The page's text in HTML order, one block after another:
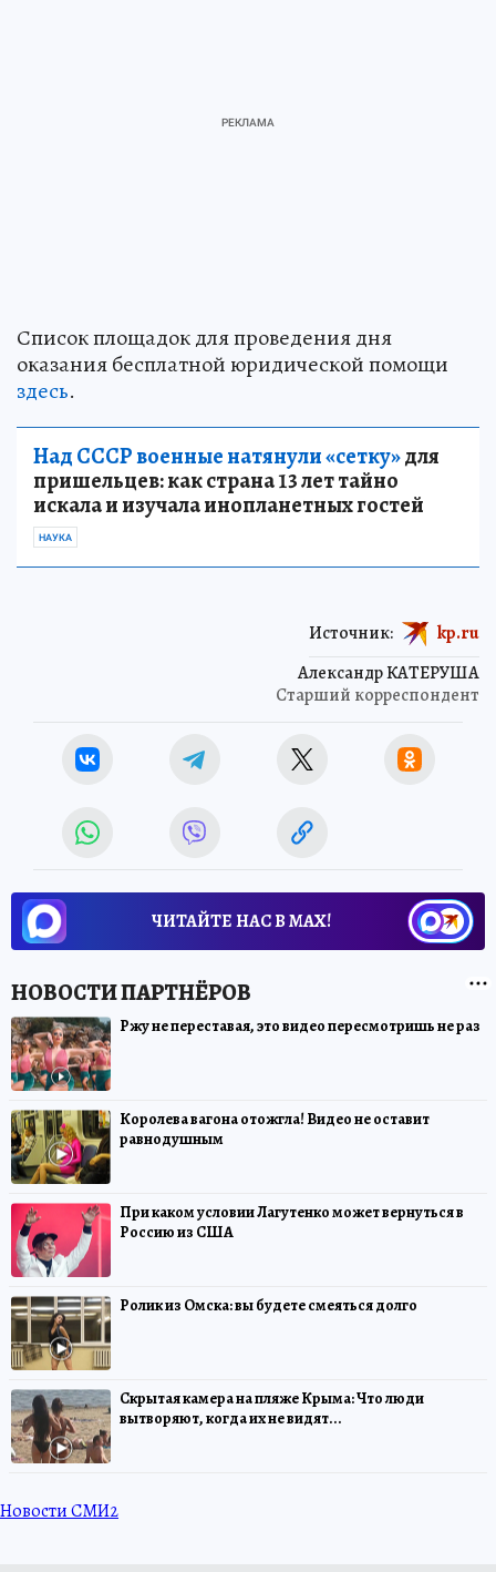
Список площадок для проведения дня
оказания бесплатной юридической помощи
здесь.
Над СССР военные натянули «сетку»для
пришельцев: как страна 13 лет тайно
искала и изучала инопланетных гостей
НАУКА
Александр КАТЕРУША
Старший корреспондент
Источник: kp.ru
ЧИТАЙТЕ НАС В МАХ!
Ржу не переставая, это видео пересмотришь не раз
Королева вагона отожгла! Видео не оставит
равнодушным
При каком условии Лагутенко может вернуться в
Россию из США
Ролик из Омска: вы будете смеяться долго
Скрытая камера на пляже Крыма: Что люди
вытворяют, когда их не видят...
Новости СМИ2